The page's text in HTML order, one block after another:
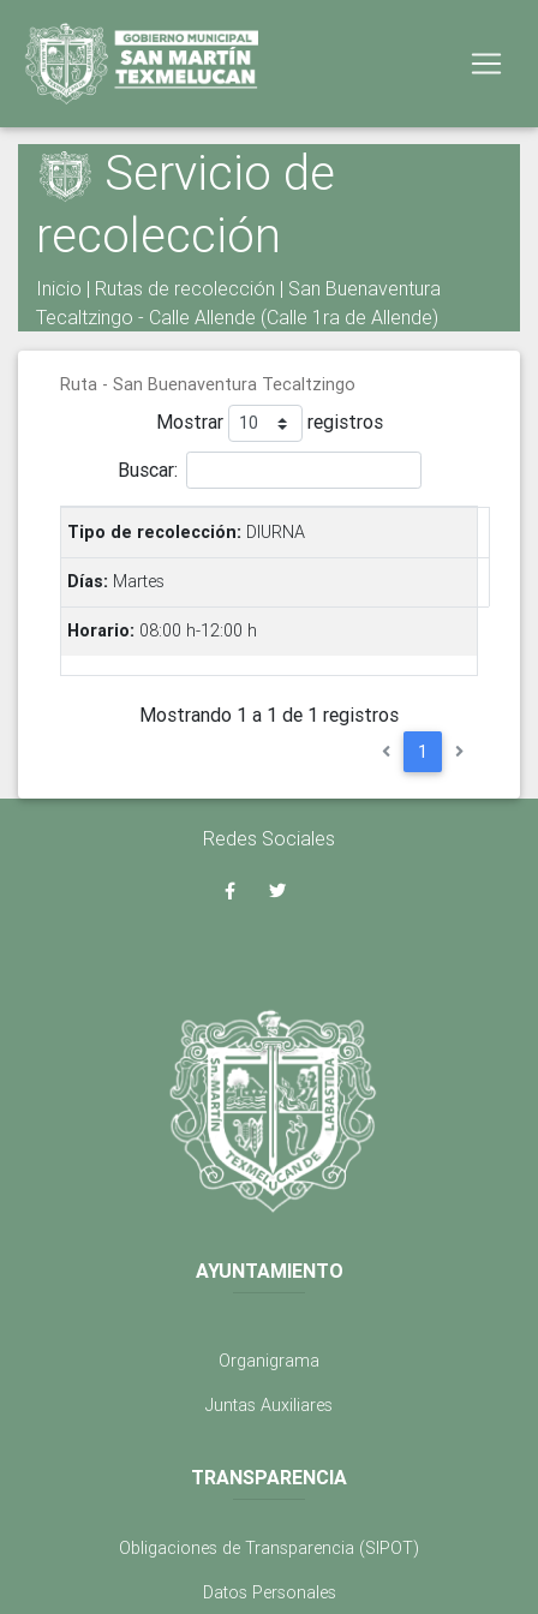
Servicio de
recolección
Inicio | Rutas de recolección | San Buenaventura
Tecaltzingo - Calle Allende (Calle 1ra de Allende)
Ruta - San Buenaventura Tecaltzingo
Mostrar
registros
Buscar:
DIURNA
Martes
08:00 h-12:00 h
Mostrando 1 a 1 de 1 registros
1
Redes Sociales
AYUNTAMIENTO
Organigrama
Juntas Auxiliares
TRANSPARENCIA
Obligaciones de Transparencia (SIPOT)
Datos Personales